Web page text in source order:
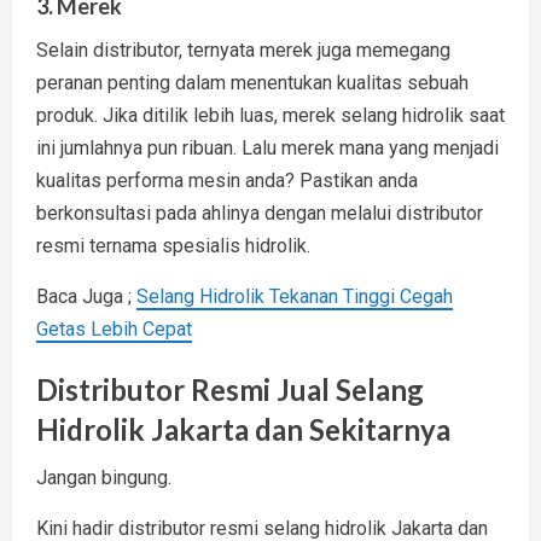
3. Merek
Selain distributor, ternyata merek juga memegang
peranan penting dalam menentukan kualitas sebuah
produk. Jika ditilik lebih luas, merek selang hidrolik saat
ini jumlahnya pun ribuan. Lalu merek mana yang menjadi
kualitas performa mesin anda? Pastikan anda
berkonsultasi pada ahlinya dengan melalui distributor
resmi ternama spesialis hidrolik.
Baca Juga ; Selang Hidrolik Tekanan Tinggi Cegah
Getas Lebih Cepat
Distributor Resmi Jual Selang
Hidrolik Jakarta dan Sekitarnya
Jangan bingung.
Kini hadir distributor resmi selang hidrolik Jakarta dan